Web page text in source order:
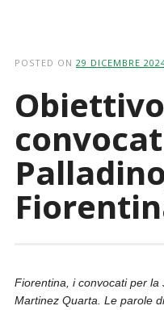
POSTED ON 29 DICEMBRE
Fiorentina, i convocati per
Martinez Quarta. Le parole